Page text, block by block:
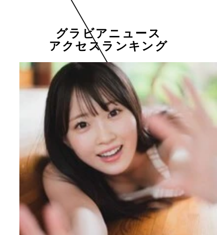
グラビアニュース
アクセスランキング